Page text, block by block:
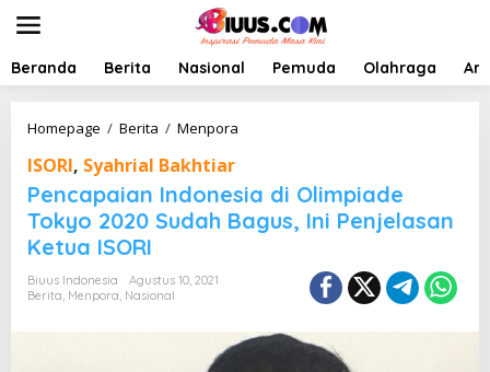
t
Beranda Berita Nasional Pemuda Olahraga
Homepage / Berita / Menpora
c
a
p
n
ISORI, Syahrial Bakhtiar
Pencapaian Indonesia di Olimpiade
Tokyo 2020 Sudah Bagus, Ini Penjelasan
Ketua ISORI
Biuus Indonesia
Agustus 10, 2021
Berita, Menpora, Nasional